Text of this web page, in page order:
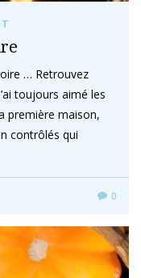
… Retrouvez
toujours aimé les
première maison,
contrôlés qui
0